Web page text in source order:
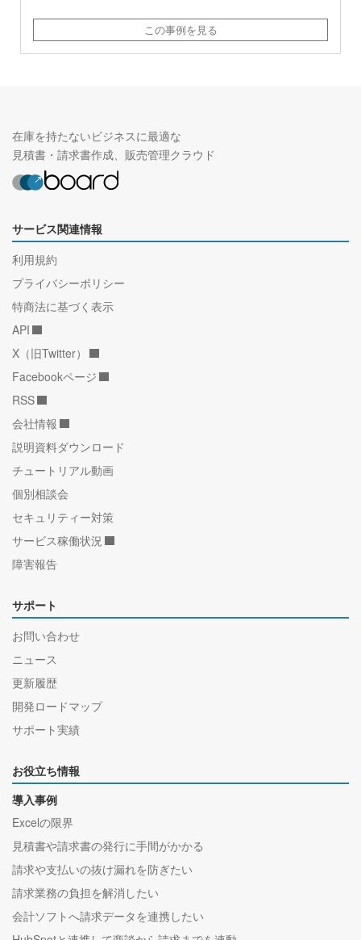
この事例を見る
在庫を持たないビジネスに最適な
見積書・請求書作成、販売管理クラウド
サービス関連情報
利用規約
プライバシーポリシー
特商法に基づく表示
API
X（旧Twitter）
Facebookページ
RSS
会社情報
説明資料ダウンロード
チュートリアル動画
個別相談会
セキュリティー対策
サービス稼働状況
障害報告
サポート
お問い合わせ
ニュース
更新履歴
開発ロードマップ
サポート実績
お役立ち情報
導入事例
Excelの限界
見積書や請求書の発行に手間がかかる
請求や支払いの抜け漏れを防ぎたい
請求業務の負担を解消したい
会計ソフトへ請求データを連携したい